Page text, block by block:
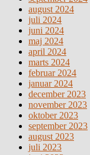
august 2024
juli 2024
juni 2024
maj 2024
april 2024
marts 2024
februar 2024
januar 2024
december 2023
november 2023
oktober 2023
september 2023
august 2023
juli 2023